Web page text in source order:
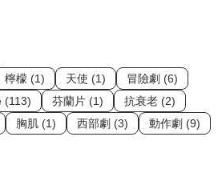
檸檬 (1) 天使 (1)
冒險劇 (6)
(113) 芬蘭片 (1)
抗衰老 (2)
胸肌 (1) 西部劇 (3)
動作劇 (9)